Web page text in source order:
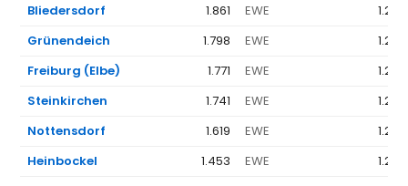
Bliedersdorf
1.861 EWE
Grünendeich
1.798 EWE
Freiburg (Elbe)
1.771 EWE
Steinkirchen
1.741 EWE
Nottensdorf
1.619 EWE
Heinbockel
1.453 EWE